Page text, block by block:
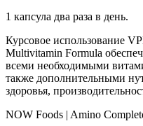
1 капсула два раза в день.
Курсовое использование
Multivitamin Formula
всеми необходимыми
также дополнительными
здоровья,
NOW Foods | Amino